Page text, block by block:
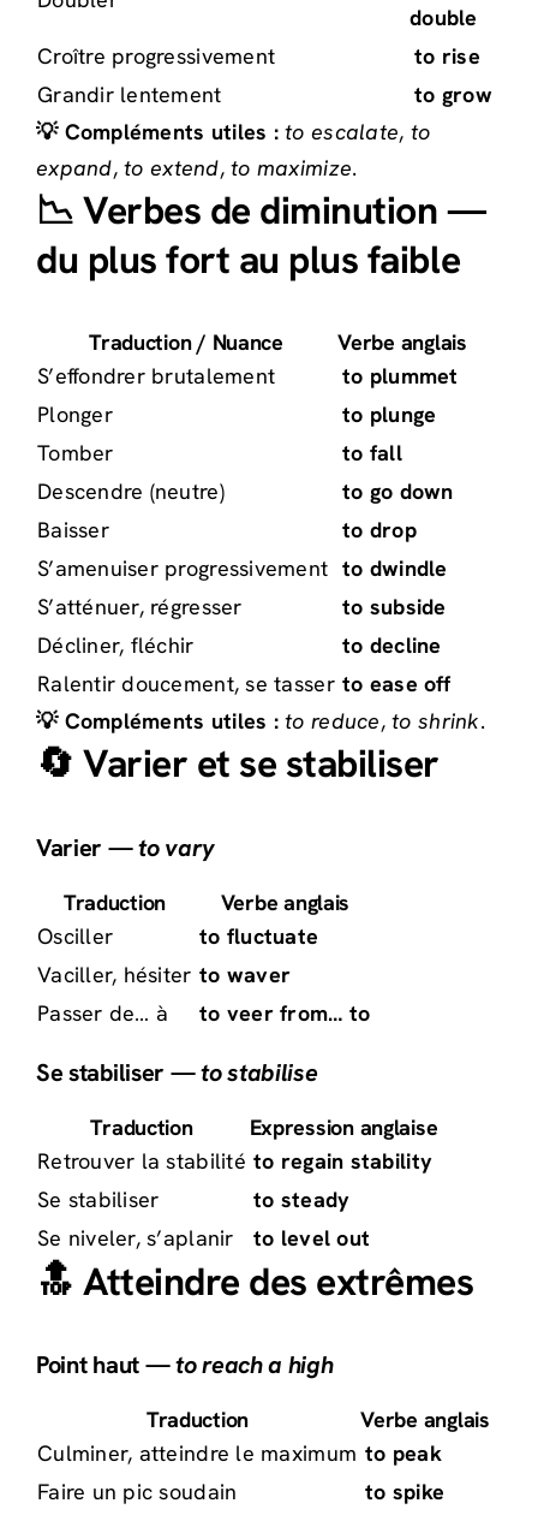
double
Croître progressivement
to rise
Grandir lentement
to grow
💡 Compléments utiles : to escalate, to
expand,to extend,to maximize.
📉 Verbes de diminution —
du plus fort au plus faible
Traduction / Nuance
Verbe anglais
S’effondrer brutalement
to plummet
Plonger
to plunge
Tomber
to fall
Descendre (neutre)
to go down
Baisser
to drop
S’amenuiser progressivement to dwindle
S’atténuer, régresser
to subside
Décliner, fléchir
to decline
Ralentir doucement, se tasser to ease off
💡 Compléments utiles : to reduce,to shrink.
🔄 Varier et se stabiliser
Varier —to vary
Traduction
Verbe anglais
Osciller
to fluctuate
Vaciller, hésiter to waver
Passer de… à
to veer from… to
Se stabiliser —to stabilise
Traduction
Expression anglaise
Retrouver la stabilité to regain stability
Se stabiliser
to steady
Se niveler, s’aplanir
to level out
🔝 Atteindre des extrêmes
Point haut —to reach a high
Traduction
Verbe anglais
Culminer, atteindre le maximum to peak
Faire un pic soudain
to spike